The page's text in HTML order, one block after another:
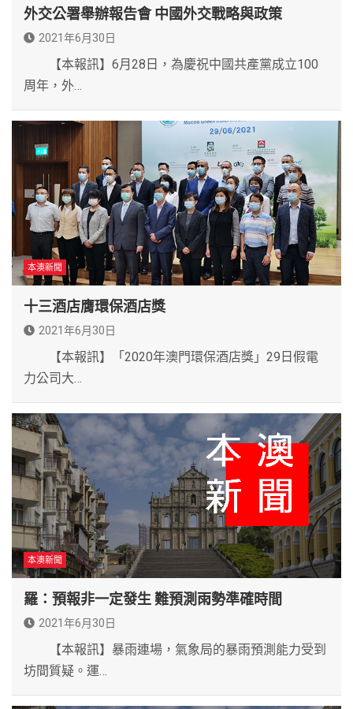
外交公署舉辦報告會 中國外交戰略與政策
2021年6月30日
【本報訊】6月28日，為慶祝中國共產黨成立100
周年，外…
本澳新聞
十三酒店膺環保酒店獎
2021年6月30日
【本報訊】「2020年澳門環保酒店獎」29日假電
力公司大…
本澳新聞
羅：預報非一定發生 難預測雨勢準確時間
2021年6月30日
【本報訊】暴雨連場，氣象局的暴雨預測能力受到
坊間質疑。運…